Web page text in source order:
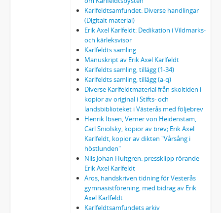
Karlfeldtsamfundet: Diverse handlingar
(Digitalt material)
Erik Axel Karlfeldt: Dedikation i Vildmarks-
och kärleksvisor
Karlfeldts samling
Manuskript av Erik Axel Karlfeldt
Karlfeldts samling, tillägg (1-34)
Karlfeldts samling, tillägg (a-q)
Diverse Karlfeldtmaterial från skoltiden i
kopior av original i Stifts- och
landsbiblioteket i Västerås med följebrev
Henrik Ibsen, Verner von Heidenstam,
Carl Sniolsky, kopior av brev; Erik Axel
Karlfeldt, kopior av dikten "Vårsång i
höstlunden"
Nils Johan Hultgren: pressklipp rörande
Erik Axel Karlfeldt
Aros, handskriven tidning för Vesterås
gymnasistförening, med bidrag av Erik
Axel Karlfeldt
Karlfeldtsamfundets arkiv